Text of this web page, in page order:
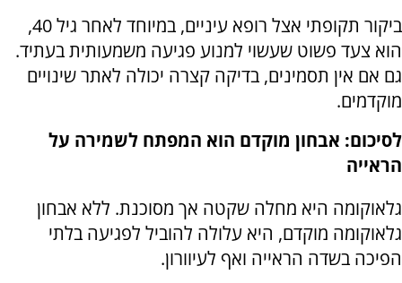
ביקור תקופתי אצל רופא עיניים, במיוחד לאחר גיל 40,
הוא צעד פשוט שעשוי למנוע פגיעה משמעותית בעתיד.
גם אם אין תסמינים, בדיקה קצרה יכולה לאתר שינויים
מוקדמים.
לסיכום: אבחון מוקדם הוא המפתח לשמירה על
הראייה
גלאוקומה היא מחלה שקטה אך מסוכנת. ללא אבחון
גלאוקומה מוקדם, היא עלולה להוביל לפגיעה בלתי
הפיכה בשדה הראייה ואף לעיוורון.